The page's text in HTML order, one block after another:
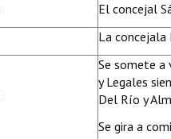
El concejal
La
Se somete a
y Legales
Del Río y
Se gira a